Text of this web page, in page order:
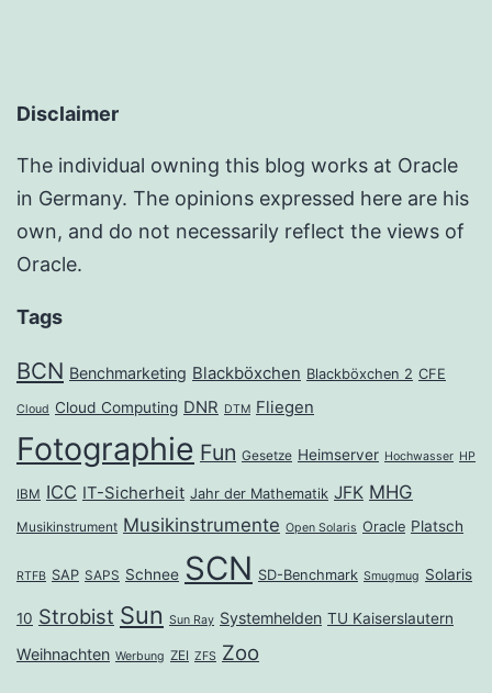
Disclaimer
The individual owning this blog works at Oracle
in Germany. The opinions expressed here are his
own, and do not necessarily reflect the views of
Oracle.
Tags
BCN Benchmarketing Blackböxchen Blackböxchen 2 CFE
Cloud Cloud Computing DNR DTM Fliegen
Fotographie Fun Gesetze Heimserver Hochwasser HP
IBM ICC IT-Sicherheit Jahr der Mathematik JFK MHG
Musikinstrument Musikinstrumente Open Solaris Oracle Platsch
RTFB SAP SAPS Schnee SCN SD-Benchmark Smugmug Solaris
10 Strobist Sun Sun Ray Systemhelden TU Kaiserslautern
Weihnachten Werbung ZEI ZFS Zoo